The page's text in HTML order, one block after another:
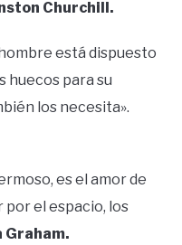
Churchill.
está dispuesto
huecos para su
los necesita».
es el amor de
por el espacio, los
Graham.